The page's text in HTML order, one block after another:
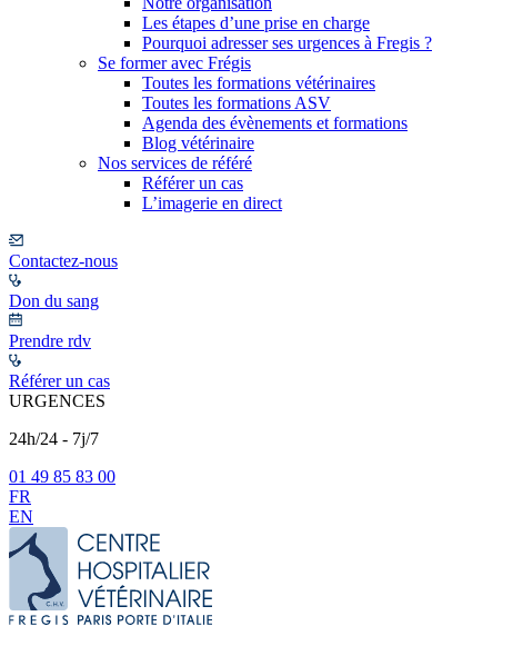
Les étapes d’une prise en charge
Pourquoi adresser ses urgences à Fregis ?
Se former avec Frégis
Toutes les formations vétérinaires
Toutes les formations ASV
Agenda des évènements et formations
Blog vétérinaire
Nos services de référé
Référer un cas
L’imagerie en direct
Contactez-nous
Don du sang
Prendre rdv
Référer un cas
URGENCES
24h/24 - 7j/7
01 49 85 83 00
FR
EN